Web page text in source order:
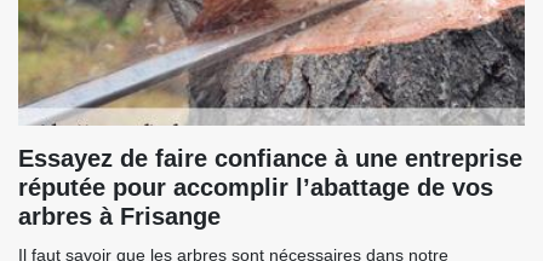
Essayez de faire confiance à une entreprise
réputée pour accomplir l’abattage de vos
arbres à Frisange
Il faut savoir que les arbres sont nécessaires dans notre